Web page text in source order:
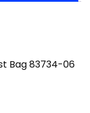
Bag 83734-06